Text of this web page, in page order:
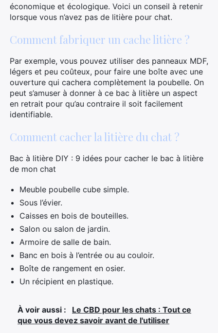
économique et écologique. Voici un conseil à retenir
lorsque vous n’avez pas de litière pour chat.
Comment fabriquer un cache litière ?
Par exemple, vous pouvez utiliser des panneaux MDF,
légers et peu coûteux, pour faire une boîte avec une
ouverture qui cachera complètement la poubelle. On
peut s’amuser à donner à ce bac à litière un aspect
en retrait pour qu’au contraire il soit facilement
identifiable.
Comment cacher la litière du chat ?
Bac à litière DIY : 9 idées pour cacher le bac à litière
de mon chat
Meuble poubelle cube simple.
Sous l’évier.
Caisses en bois de bouteilles.
Salon ou salon de jardin.
Armoire de salle de bain.
Banc en bois à l’entrée ou au couloir.
Boîte de rangement en osier.
Un récipient en plastique.
À voir aussi :
Le CBD pour les chats : Tout ce
que vous devez savoir avant de l'utiliser
×
Rechercher
: